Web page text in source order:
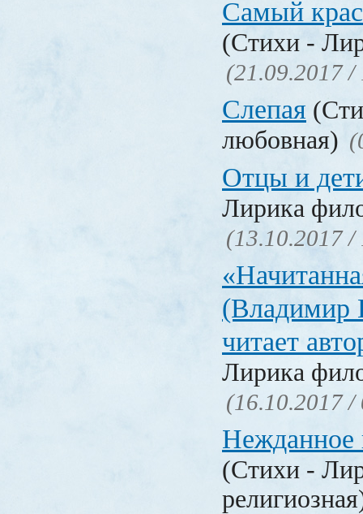
Самый
(Стихи -
(21.09.2017 /
Слепая
любовная)
Отцы и
Лирика
(13.10.2017 /
(Владимир
читает
Лирика
(16.10.2017 /
Нежданное
(Стихи -